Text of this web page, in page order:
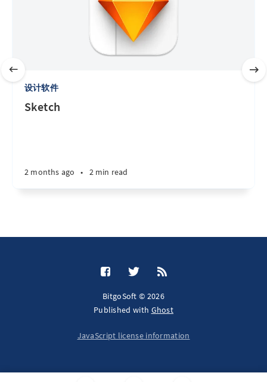
设计软件
Sketch
2 months ago • 2 min read
BitgoSoft © 2026
Published with Ghost
JavaScript license information